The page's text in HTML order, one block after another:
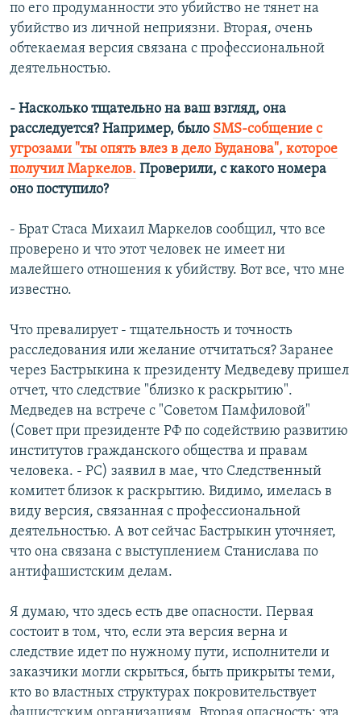
по его продуманности это убийство не тянет на
убийство из личной неприязни. Вторая, очень
обтекаемая версия связана с профессиональной
деятельностью.
- Насколько тщательно на ваш взгляд, она
расследуется? Например, было SMS-собщение с
угрозами "ты опять влез в дело Буданова", которое
получил Маркелов. Проверили, с какого номера
оно поступило?
- Брат Стаса Михаил Маркелов сообщил, что все
проверено и что этот человек не имеет ни
малейшего отношения к убийству. Вот все, что мне
известно.
Что превалирует - тщательность и точность
расследования или желание отчитаться? Заранее
через Бастрыкина к президенту Медведеву пришел
отчет, что следствие "близко к раскрытию".
Медведев на встрече с "Советом Памфиловой"
(Совет при президенте РФ по содействию развитию
институтов гражданского общества и правам
человека. - РС) заявил в мае, что Следственный
комитет близок к раскрытию. Видимо, имелась в
виду версия, связанная с профессиональной
деятельностью. А вот сейчас Бастрыкин уточняет,
что она связана с выступлением Станислава по
антифашистским делам.
Я думаю, что здесь есть две опасности. Первая
состоит в том, что, если эта версия верна и
следствие идет по нужному пути, исполнители и
заказчики могли скрыться, быть прикрыты теми,
кто во властных структурах покровительствует